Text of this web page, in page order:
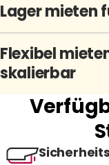
Lager mieten
Flexibel
skalierbar